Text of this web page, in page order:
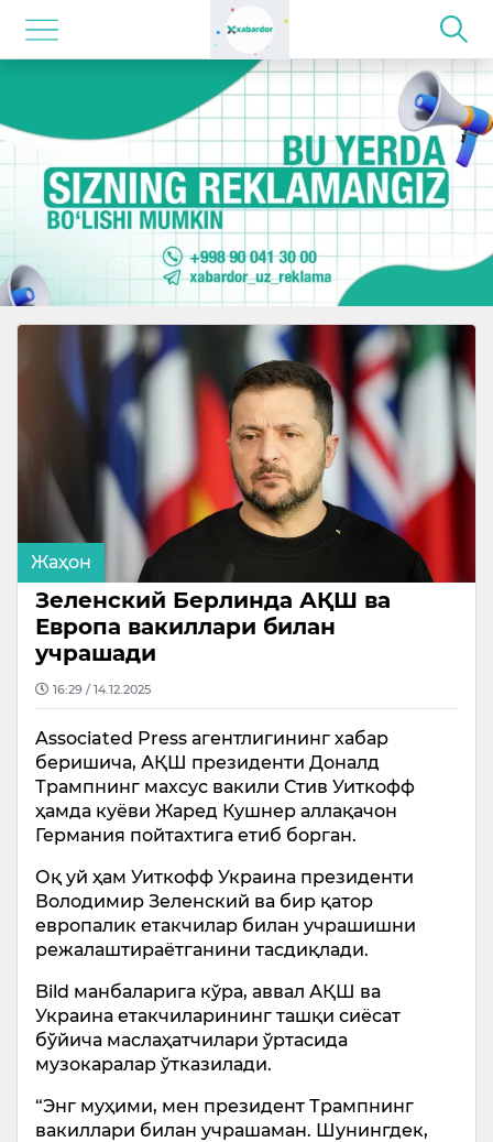
Жаҳон
Зеленский Берлинда АҚШ ва
Европа вакиллари билан
учрашади
16:29 / 14.12.2025
Associated Press агентлигининг хабар
беришича, АҚШ президенти Доналд
Трампнинг махсус вакили Стив Уиткофф
ҳамда куёви Жаред Кушнер аллақачон
Германия пойтахтига етиб борган.
Оқ уй ҳам Уиткофф Украина президенти
Володимир Зеленский ва бир қатор
европалик етакчилар билан учрашишни
режалаштираётганини тасдиқлади.
Bild манбаларига кўра, аввал АҚШ ва
Украина етакчиларининг ташқи сиёсат
бўйича маслаҳатчилари ўртасида
музокаралар ўтказилади.
“Энг муҳими, мен президент Трампнинг
вакиллари билан учрашаман. Шунингдек,